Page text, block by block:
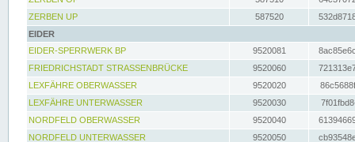
ZERBEN UP
587520
EIDER
EIDER-SPERRWERK BP
9520081
FRIEDRICHSTADT STRASSENBRÜCKE
9520060
LEXFÄHRE OBERWASSER
9520020
LEXFÄHRE UNTERWASSER
9520030
NORDFELD OBERWASSER
9520040
NORDFELD UNTERWASSER
9520050